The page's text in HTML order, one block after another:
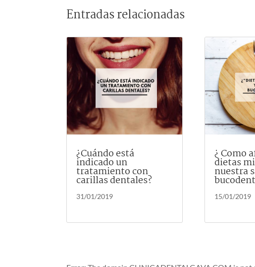
Entradas relacionadas
¿Cuándo está
indicado un
tratamiento con
carillas dentales?
31/01/2019
¿ Como
dietas
nuestra
15/01/2019